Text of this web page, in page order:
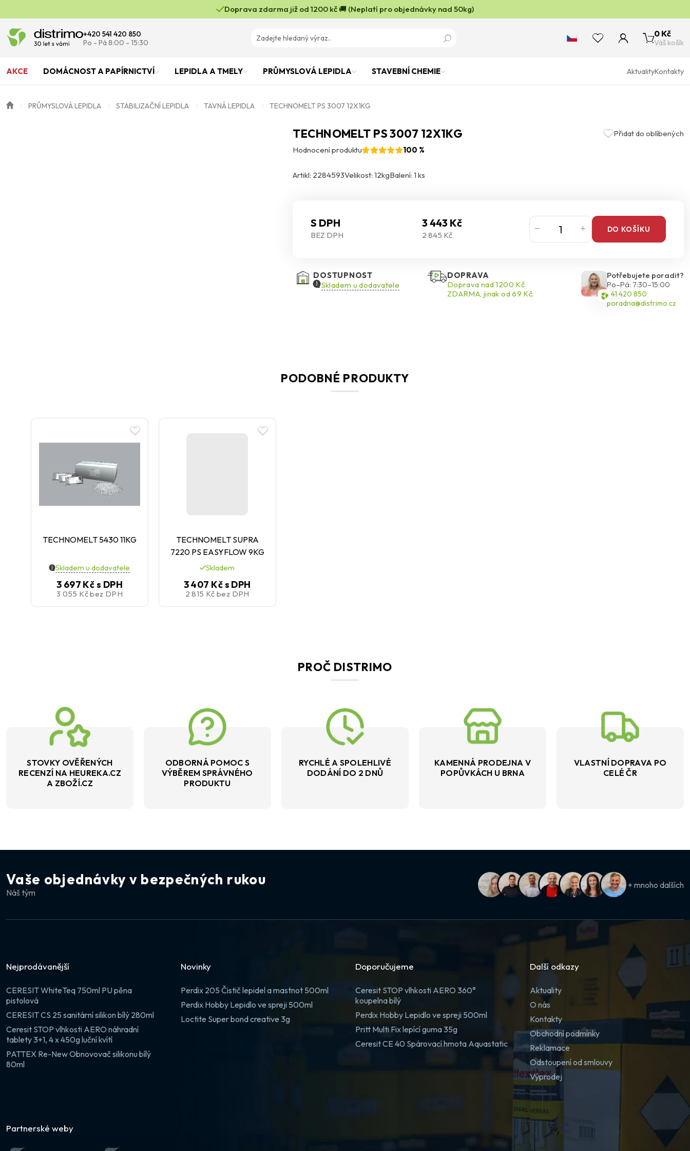
Doprava zdarma již od 1200 kč 🚚 (Neplatí pro objednávky nad 50kg)
+420 541 420 850
Po - Pá 8:00 - 15:30
0 Kč
Váš košík
AKCE DOMÁCNOST A PAPÍRNICTVÍ LEPIDLA A TMELY PRŮMYSLOVÁ LEPIDLA STAVEBNÍ CHEMIE AktualityKontakty
PRŮMYSLOVÁ LEPIDLA STABILIZAČNÍ LEPIDLA TAVNÁ LEPIDLA TECHNOMELT PS 3007 12X1KG
TECHNOMELT PS 3007 12X1KG
Přidat do oblíbených
Hodnocení produktu
100 %
Artikl: 2284593Velikost: 12kgBalení: 1 ks
S DPH 3 443 Kč
BEZ DPH 2 845 Kč
DO KOŠÍKU
DOSTUPNOST
Skladem u dodavatele
DOPRAVA
Doprava nad 1200 Kč
ZDARMA, jinak od 69 Kč.
Potřebujete poradit?
Po–Pá: 7:30–15:00
541 420 850
poradna@distrimo.cz
PODOBNÉ PRODUKTY
TECHNOMELT 5430 11KG
Skladem u dodavatele
3 697 Kčs DPH
3 055 Kčbez DPH
TECHNOMELT SUPRA
7220 PS EASYFLOW 9KG
Skladem
3 407 Kčs DPH
2 815 Kčbez DPH
PROČ DISTRIMO
STOVKY OVĚŘENÝCH
RECENZÍ NA HEUREKA.CZ
A ZBOŽÍ.CZ
ODBORNÁ POMOC S
VÝBĚREM SPRÁVNÉHO
PRODUKTU
RYCHLÉ A SPOLEHLIVÉ
DODÁNÍ DO 2 DNŮ
KAMENNÁ PRODEJNA V
POPŮVKÁCH U BRNA
VLASTNÍ DOPRAVA PO
CELÉ ČR
Vaše objednávky v bezpečných rukou
Náš tým
+ mnoho dalších
Nejprodávanější
CERESIT WhiteTeq 750ml PU pěna
pistolová
CERESIT CS 25 sanitární silikon bílý 280ml
Ceresit STOP vlhkosti AERO náhradní
tablety 3+1, 4 x 450g luční kvítí
PATTEX Re-New Obnovovač silikonu bílý
80ml
Novinky
Perdix 205 Čistič lepidel a mastnot 500ml
Perdix Hobby Lepidlo ve spreji 500ml
Loctite Super bond creative 3g
Doporučujeme
Ceresit STOP vlhkosti AERO 360°
koupelna bílý
Perdix Hobby Lepidlo ve spreji 500ml
Pritt Multi Fix lepící guma 35g
Ceresit CE 40 Spárovací hmota Aquastatic
Další odkazy
Aktuality
O nás
Kontakty
Obchodní podmínky
Reklamace
Odstoupení od smlouvy
Výprodej
Partnerské weby